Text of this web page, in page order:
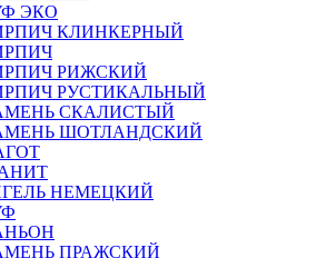
ЭКО
КЛИНКЕРНЫЙ
РИЖСКИЙ
РУСТИКАЛЬНЫЙ
СКАЛИСТЫЙ
ШОТЛАНДСКИЙ
НЕМЕЦКИЙ
ПРАЖСКИЙ